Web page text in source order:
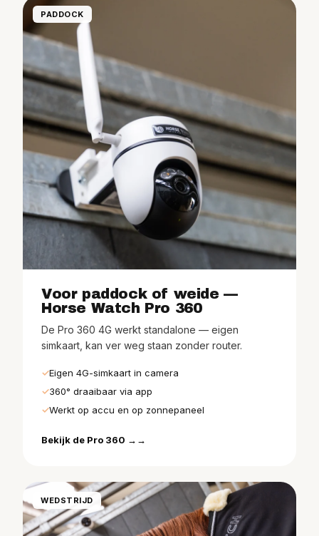
PADDOCK
Voor paddock of weide —
Horse Watch Pro 360
De Pro 360 4G werkt standalone — eigen
simkaart, kan ver weg staan zonder router.
Eigen 4G-simkaart in camera
360° draaibaar via app
Werkt op accu en op zonnepaneel
Bekijk de Pro 360 →
WEDSTRIJD